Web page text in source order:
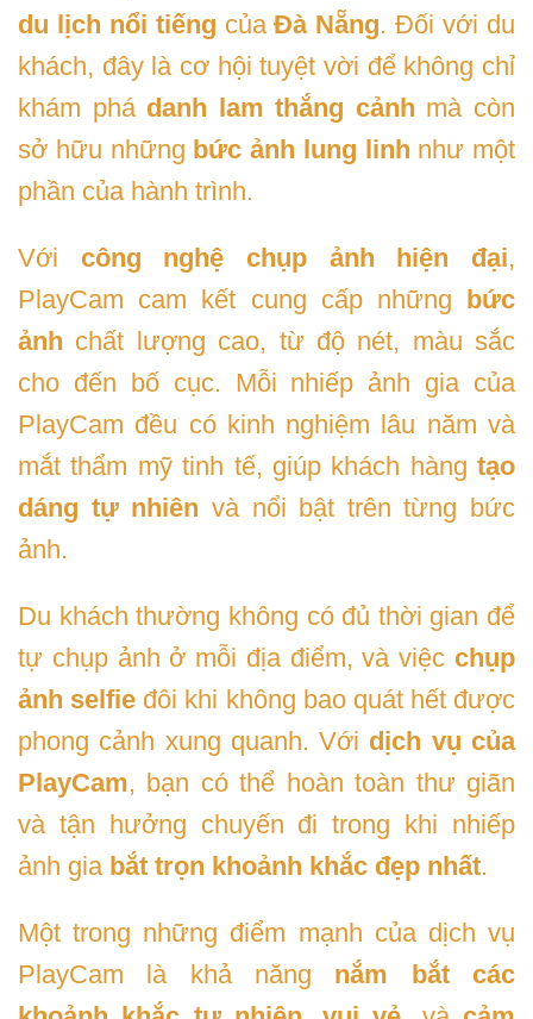
du lịch nổi tiếng củaĐà Nẵng. Đối với du
khách, đây là cơ hội tuyệt vời để không chỉ
khám phá danh lam thắng cảnh mà còn
sở hữu những bức ảnh lung linh như một
phần của hành trình.
Với công nghệ chụp ảnh hiện đại,
PlayCam cam kết cung cấp những bức
ảnh chất lượng cao, từ độ nét, màu sắc
cho đến bố cục. Mỗi nhiếp ảnh gia của
PlayCam đều có kinh nghiệm lâu năm và
mắt thẩm mỹ tinh tế, giúp khách hàng tạo
dáng tự nhiên và nổi bật trên từng bức
ảnh.
Du khách thường không có đủ thời gian để
tự chụp ảnh ở mỗi địa điểm, và việc chụp
ảnh selfie đôi khi không bao quát hết được
phong cảnh xung quanh. Với dịch vụ của
PlayCam, bạn có thể hoàn toàn thư giãn
và tận hưởng chuyến đi trong khi nhiếp
ảnh gia bắt trọn khoảnh khắc đẹp nhất.
Một trong những điểm mạnh của dịch vụ
PlayCam là khả năng nắm bắt các